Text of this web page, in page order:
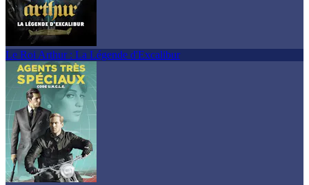
Le Roi Arthur : La Légende d'Excalibur